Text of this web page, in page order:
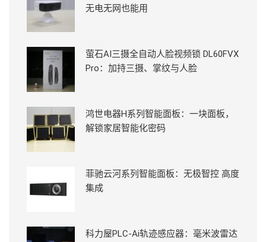
无电无网也能用
萤石AI三摄全自动人脸视频锁 DL60FVX
Pro：加持三摄、掌纹与人脸
鸿世电器H系列智能面板：一块面板，
解锁家居智能化密码
菲驰云河系列智能面板：无极智控 高度
集成
科力屋PLC-Ai轨迹感应器：毫米波雷达